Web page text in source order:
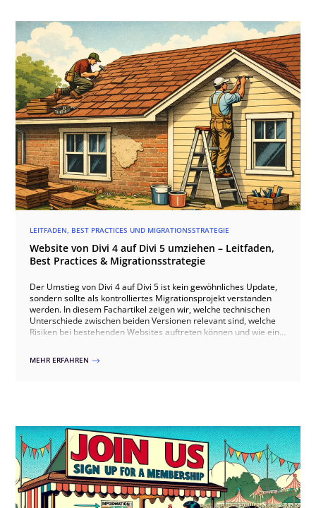
LEITFADEN, BEST PRACTICES UND MIGRATIONSSTRATEGIE
Website von Divi 4 auf Divi 5 umziehen – Leitfaden,
Best Practices & Migrationsstrategie
Der Umstieg von Divi 4 auf Divi 5 ist kein gewöhnliches Update,
sondern sollte als kontrolliertes Migrationsprojekt verstanden
werden. In diesem Fachartikel zeigen wir, welche technischen
Unterschiede zwischen beiden Versionen relevant sind, welche
Risiken bei bestehenden Websites auftreten können und wie ein
wir auch auf typische Stolperfallen wie Drittmodule, individuelles
MEHR ERFAHREN $